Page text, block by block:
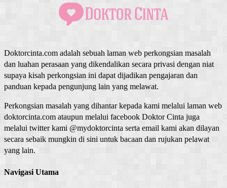
Doktorcinta.com adalah sebuah laman web perkongsian masalah
dan luahan perasaan yang dikendalikan secara privasi dengan niat
supaya kisah perkongsian ini dapat dijadikan pengajaran dan
panduan kepada pengunjung lain yang melawat.
Perkongsian masalah yang dihantar kepada kami melalui laman web
doktorcinta.com ataupun melalui facebook Doktor Cinta juga
melalui twitter kami @mydoktorcinta serta email kami akan dilayan
secara sebaik mungkin di sini untuk bacaan dan rujukan pelawat
yang lain.
Navigasi Utama